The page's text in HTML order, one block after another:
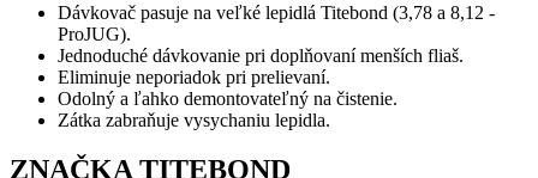
Dávkovač pasuje na veľké lepidlá Titebond (3,78 a 8,12 -
ProJUG).
Jednoduché dávkovanie pri doplňovaní menších fliaš.
Eliminuje neporiadok pri prelievaní.
Odolný a ľahko demontovateľný na čistenie.
Zátka zabraňuje vysychaniu lepidla.
ZNAČKA TITEBOND